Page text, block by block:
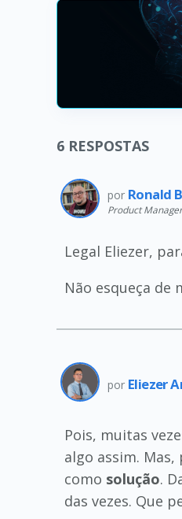
6 RESPOSTAS
por Ronald
Product Manager
Legal Eliezer,
Não esqueça de
por Eliezer
Pois, muitas
algo assim.
como solução.
das vezes. Que